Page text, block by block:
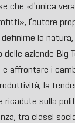
che «l’unica
l’autore
definirne la
aziende Big
e affrontare i
la
ricadute sulla
tra classi